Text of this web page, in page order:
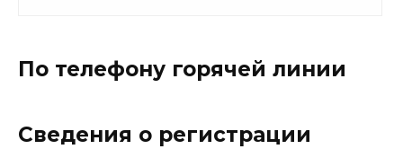
По телефону горячей линии
Сведения о регистрации